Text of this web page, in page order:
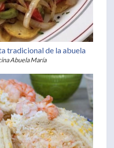
tradicional de la abuela
Abuela María